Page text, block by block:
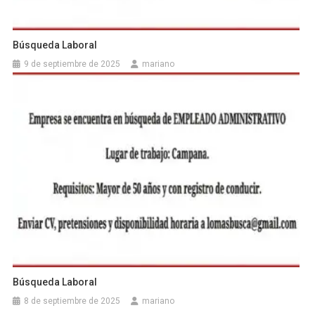
Búsqueda Laboral
9 de septiembre de 2025 mariano
Búsqueda Laboral
8 de septiembre de 2025 mariano